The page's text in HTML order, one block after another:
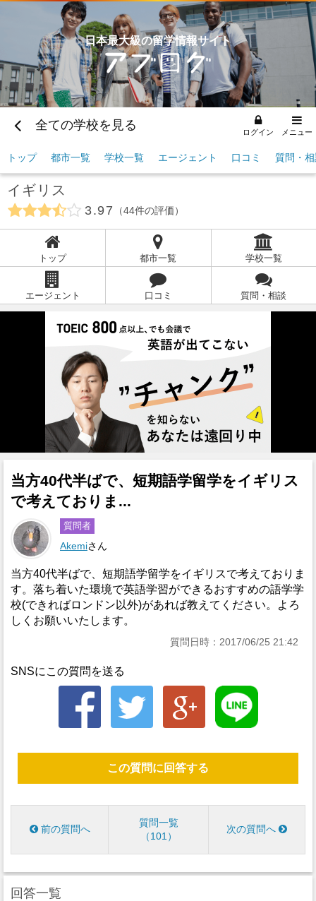
日本最大級の留学情報サイト
全ての学校を見る ログイン メニュー
トップ 都市一覧 学校一覧 エージェント 口コミ 質問・
イギリス
3.97 44件の評価
トップ 都市一覧 学校一覧
エージェント 口コミ 質問・相談
当方40代半ばで、短期語学留学をイギリス
で考えておりま...
質問者
Akemiさん
当方40代半ばで、短期語学留学をイギリスで考えておりま
す。落ち着いた環境で英語学習ができるおすすめの語学学
校(できればロンドン以外)があれば教えてください。よろ
しくお願いいたします。
質問日時：2017/06/25 21:42
SNSにこの質問を送る
この質問に回答する
前の質問へ
質問一覧
101
次の質問へ
回答一覧